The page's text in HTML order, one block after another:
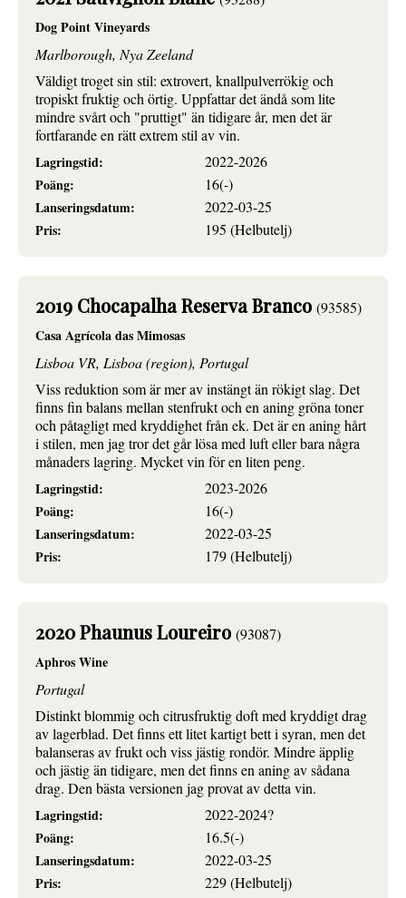
Dog Point Vineyards
Marlborough, Nya Zeeland
Väldigt troget sin stil: extrovert, knallpulverrökig och
tropiskt fruktig och örtig. Uppfattar det ändå som lite
mindre svårt och "pruttigt" än tidigare år, men det är
fortfarande en rätt extrem stil av vin.
Lagringstid:
2022-2026
Poäng:
16(-)
Lanseringsdatum:
2022-03-25
Pris:
195 (Helbutelj)
2019 Chocapalha Reserva Branco (93585)
Casa Agrícola das Mimosas
Lisboa VR, Lisboa (region), Portugal
Viss reduktion som är mer av instängt än rökigt slag. Det
finns fin balans mellan stenfrukt och en aning gröna toner
och påtagligt med kryddighet från ek. Det är en aning hårt
i stilen, men jag tror det går lösa med luft eller bara några
månaders lagring. Mycket vin för en liten peng.
Lagringstid:
2023-2026
Poäng:
16(-)
Lanseringsdatum:
2022-03-25
Pris:
179 (Helbutelj)
2020 Phaunus Loureiro (93087)
Aphros Wine
Portugal
Distinkt blommig och citrusfruktig doft med kryddigt drag
av lagerblad. Det finns ett litet kartigt bett i syran, men det
balanseras av frukt och viss jästig rondör. Mindre äpplig
och jästig än tidigare, men det finns en aning av sådana
drag. Den bästa versionen jag provat av detta vin.
Lagringstid:
2022-2024?
Poäng:
16.5(-)
Lanseringsdatum:
2022-03-25
Pris:
229 (Helbutelj)